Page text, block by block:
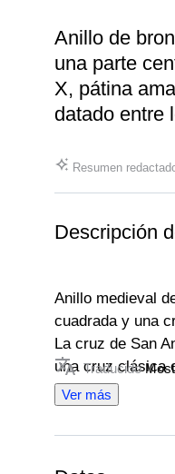
Anillo de
una parte
X, pátina
datado entre
Resumen
Descripción
Anillo medieval
cuadrada y una
La cruz de San
una cruz clásica
Raro.
diámetro interior:
Traducido
Ver más